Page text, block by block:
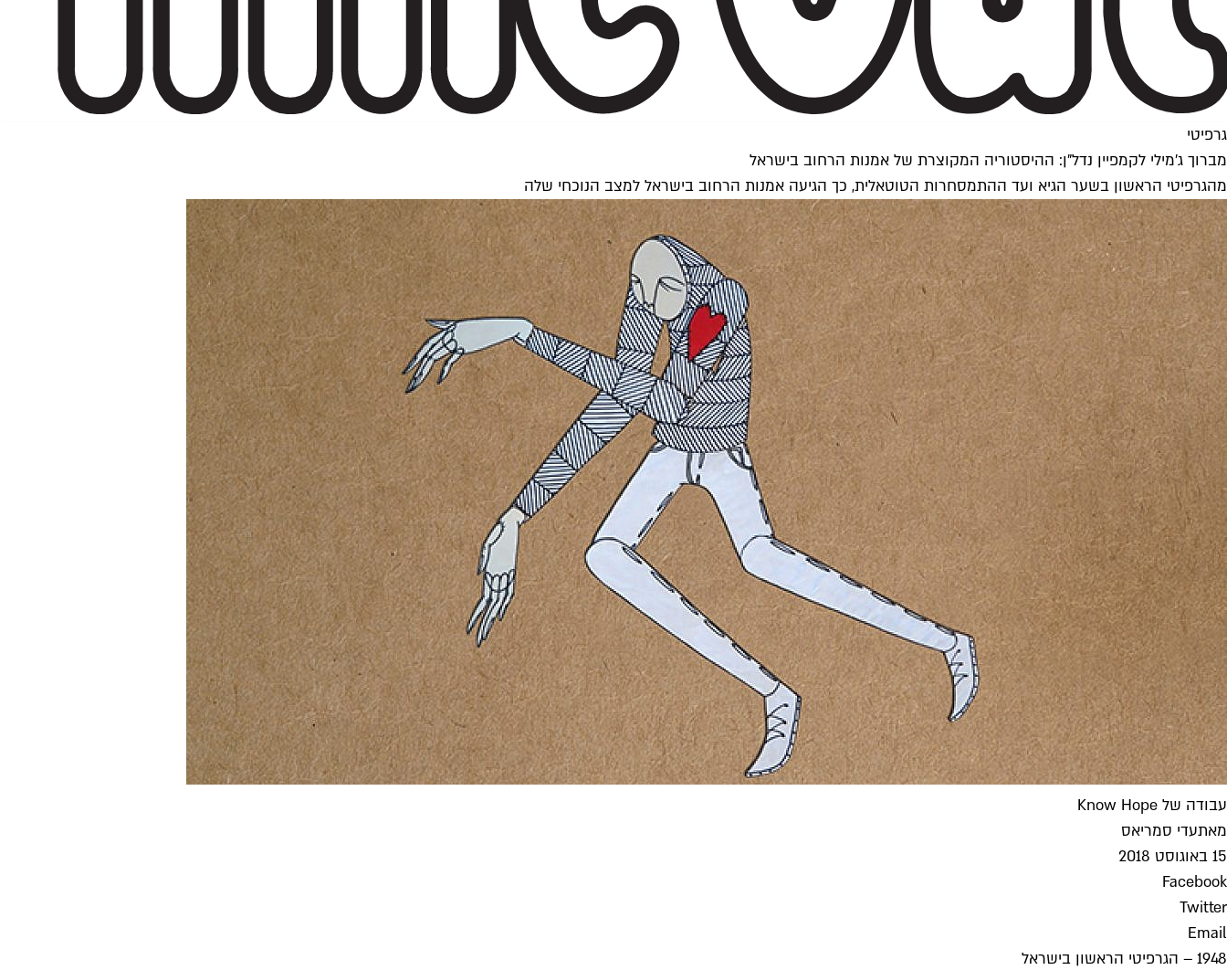
גרפיטי
מברוך ג'מילי לקמפיין נדל"ן: ההיסטוריה המקוצרת של אמנות הרחוב בישראל
מהגרפיטי הראשון בשער הגיא ועד ההתמסחרות הטוטאלית, כך הגיעה אמנות הרחוב בישראל למצב הנוכחי שלה
עבודה של Know Hope
מאתעדי סמריאס
15 באוגוסט 2018
Facebook
Twitter
Email
1948 – הגרפיטי הראשון בישראל